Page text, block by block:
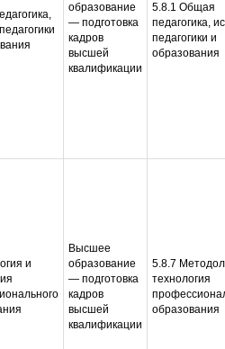
образование
— подготовка
кадров
высшей
квалификации
5.8.1 Общая
педагогика,
педагогики и
образования
и
Высшее
образование
— подготовка
кадров
высшей
квалификации
5.8.7
технология
образования